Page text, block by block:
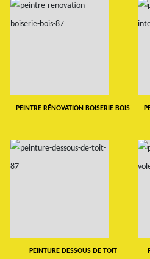
PEINTRE RÉNOVATION BOISERIE BOIS
PEINTURE DESSOUS DE TOIT